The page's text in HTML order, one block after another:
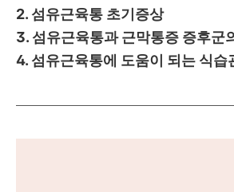
2. 섬유근육통 초기증상
3. 섬유근육통과 근막통증 증후군
4. 섬유근육통에 도움이 되는 식습